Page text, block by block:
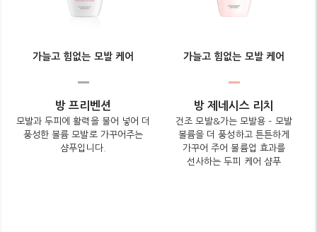
가늘고 힘없는 모발 케어
방 프리벤션
모발과 두피에 활력을 불어 넣어 더
풍성한 볼륨 모발로 가꾸어주는
샴푸입니다.
가늘고 힘없는 모발 케어
방 제네시스 리치
건조 모발&가는 모발용 – 모발
볼륨을 더 풍성하고 튼튼하게
가꾸어 주어 볼륨업 효과를
선사하는 두피 케어 샴푸